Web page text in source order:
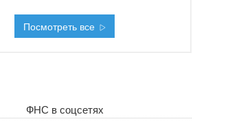
Посмотреть все
ФНС в соцсетях